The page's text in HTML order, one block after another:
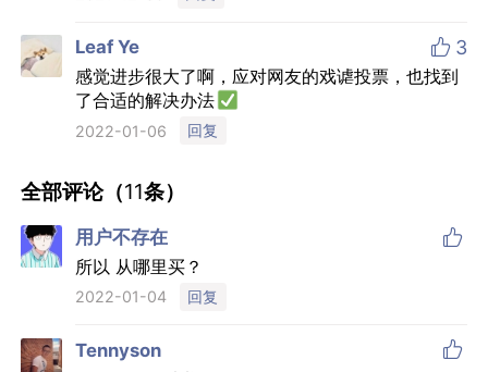
Leaf Ye  3
感觉进步很大了啊，应对网友的戏谑投票，也找到
了合适的解决办法
2022-01-06 回复
全部评论（11条）
用户不存在 
所以 从哪里买？
2022-01-04 回复
Tennyson 